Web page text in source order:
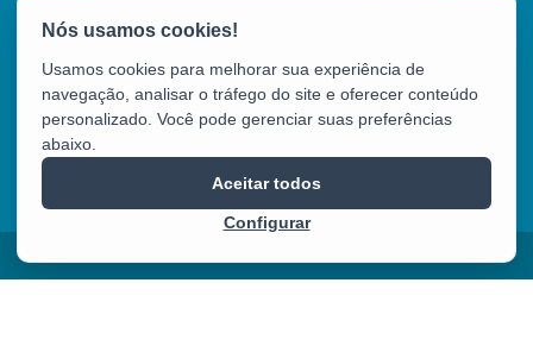
Enseada, 2º andar - Enseada do Suá
Tel.: (27) 3636-9700
E-mail:gabinete@sedes.es.gov.br
Usamos cookies para melhorar sua experiência de
navegação, analisar o tráfego do site e oferecer conteúdo
personalizado. Você pode gerenciar suas preferências
abaixo.
Configurar
Aceitar todos